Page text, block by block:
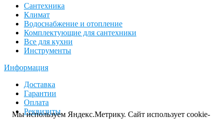
Сантехника
Климат
Водоснабжение и отопление
Комплектующие для сантехники
Все для кухни
Инструменты
Информация
Доставка
Гарантии
Оплата
Реквизиты
Мы используем Яндекс.Метрику. Сайт использует cookie-